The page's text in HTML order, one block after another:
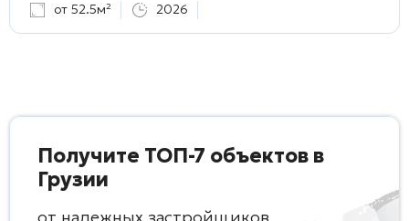
от 52.5м² 2026
Получите ТОП-7 объектов в
Грузии
от надежных застройщиков